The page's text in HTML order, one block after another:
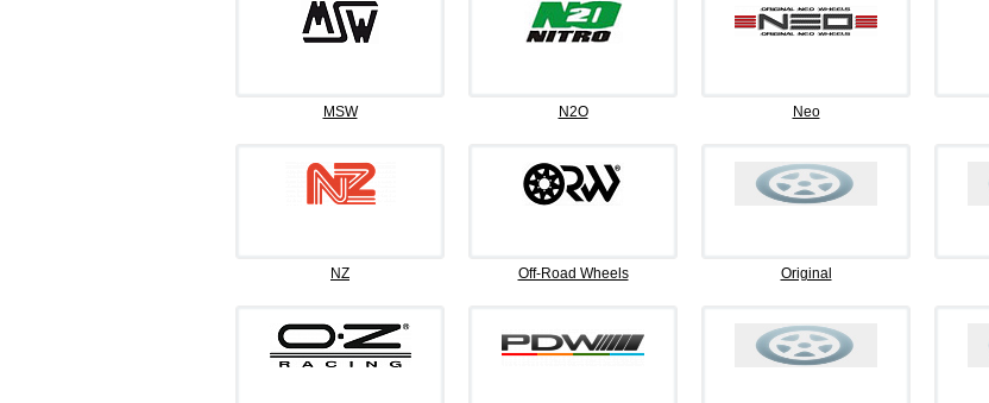
MSW N2O Neo
NZ Off-Road Wheels Original